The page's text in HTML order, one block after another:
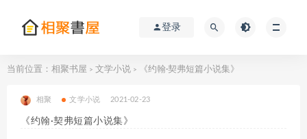
登录
当前位置： 相聚书屋 > 文学小说 > 《约翰·契弗短篇小说集》
相聚 文学小说 2021-02-23
《约翰·契弗短篇小说集》